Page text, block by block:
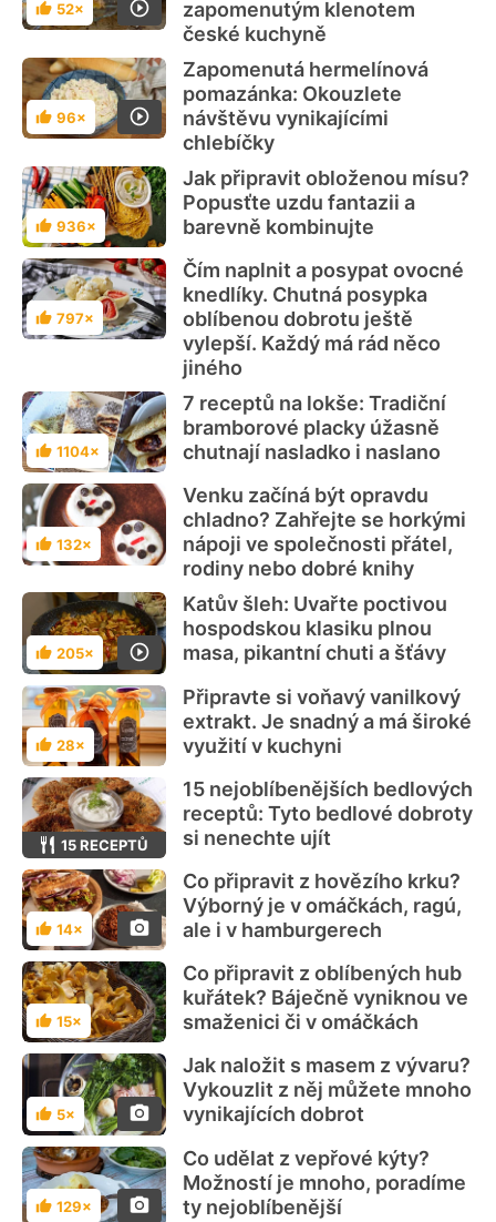
Hodnocení
52×
zapomenutým klenotem
české kuchyně
Hodnocení
96×
Zapomenutá hermelínová
pomazánka: Okouzlete
návštěvu vynikajícími
chlebíčky
Hodnocení
936×
Jak připravit obloženou mísu?
Popusťte uzdu fantazii a
barevně kombinujte
Hodnocení
797×
Čím naplnit a posypat ovocné
knedlíky. Chutná posypka
oblíbenou dobrotu ještě
vylepší. Každý má rád něco
jiného
Hodnocení
1104×
7 receptů na lokše: Tradiční
bramborové placky úžasně
chutnají nasladko i naslano
Hodnocení
132×
Venku začíná být opravdu
chladno? Zahřejte se horkými
nápoji ve společnosti přátel,
rodiny nebo dobré knihy
Hodnocení
205×
Katův šleh: Uvařte poctivou
hospodskou klasiku plnou
masa, pikantní chuti a šťávy
Hodnocení
28×
Připravte si voňavý vanilkový
extrakt. Je snadný a má široké
využití v kuchyni
15 RECEPTŮ
15 nejoblíbenějších bedlových
receptů: Tyto bedlové dobroty
si nenechte ujít
Hodnocení
14×
Co připravit z hovězího krku?
Výborný je v omáčkách, ragú,
ale i v hamburgerech
Hodnocení
15×
Co připravit z oblíbených hub
kuřátek? Báječně vyniknou ve
smaženici či v omáčkách
Hodnocení
5×
Jak naložit s masem z vývaru?
Vykouzlit z něj můžete mnoho
vynikajících dobrot
Hodnocení
129×
Co udělat z vepřové kýty?
Možností je mnoho, poradíme
ty nejoblíbenější